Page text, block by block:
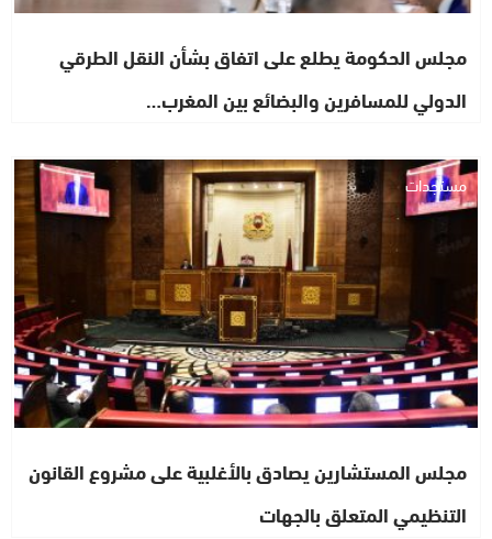
مجلس الحكومة يطلع على اتفاق بشأن النقل الطرقي
الدولي للمسافرين والبضائع بين المغرب…
مستجدات
مجلس المستشارين يصادق بالأغلبية على مشروع القانون
التنظيمي المتعلق بالجهات